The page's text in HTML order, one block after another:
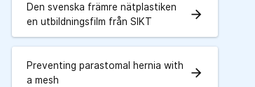
Den svenska främre nätplastiken
en utbildningsfilm från SIKT
arrow_forward
Preventing parastomal hernia with
a mesh
arrow_forward